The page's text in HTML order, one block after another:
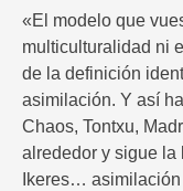
«El modelo que
multiculturalidad ni
de la definición
asimilación. Y así
Chaos, Tontxu,
alrededor y sigue la
Ikeres…